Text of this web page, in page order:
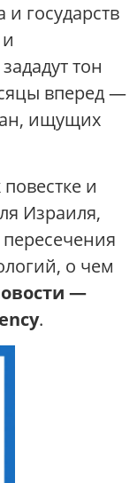
и государств
тон
вперед —
ищущих
и
Израиля,
о чем
—
.